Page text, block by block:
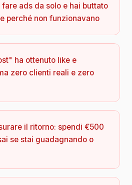
ads da solo e hai buttato
perché non funzionavano
ha ottenuto like e
zero clienti reali e zero
il ritorno: spendi €500
se stai guadagnando o